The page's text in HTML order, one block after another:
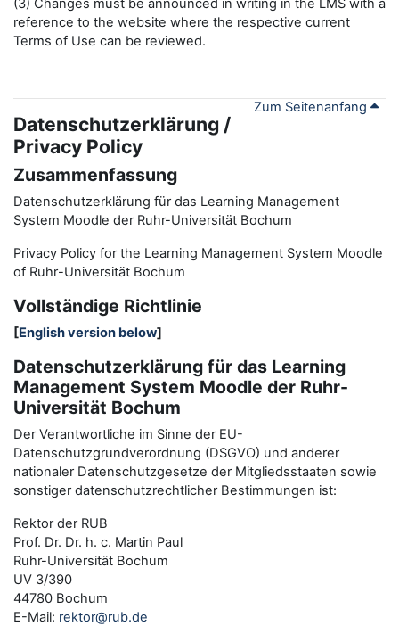
(3) Changes must be announced in writing in the LMS with a
reference to the website where the respective current
Terms of Use can be reviewed.
Zum Seitenanfang
Datenschutzerklärung /
Privacy Policy
Zusammenfassung
Datenschutzerklärung für das Learning Management
System Moodle der Ruhr-Universität Bochum
Privacy Policy for the Learning Management System Moodle
of Ruhr-Universität Bochum
Vollständige Richtlinie
[English version below]
Datenschutzerklärung für das Learning
Management System Moodle der Ruhr-
Universität Bochum
Der Verantwortliche im Sinne der EU-
Datenschutzgrundverordnung (DSGVO) und anderer
nationaler Datenschutzgesetze der Mitgliedsstaaten sowie
sonstiger datenschutzrechtlicher Bestimmungen ist:
Rektor der RUB
Prof. Dr. Dr. h. c. Martin Paul
Ruhr-Universität Bochum
UV 3/390
44780 Bochum
E-Mail: rektor@rub.de